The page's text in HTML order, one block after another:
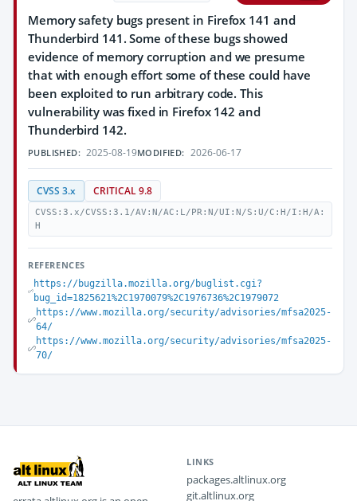
Memory safety bugs present in Firefox 141 and
Thunderbird 141. Some of these bugs showed
evidence of memory corruption and we presume
that with enough effort some of these could have
been exploited to run arbitrary code. This
vulnerability was fixed in Firefox 142 and
Thunderbird 142.
PUBLISHED: 2025-08-19MODIFIED: 2026-06-17
CVSS 3.x CRITICAL 9.8
CVSS:3.x/CVSS:3.1/AV:N/AC:L/PR:N/UI:N/S:U/C:H/I:H/A:
H
REFERENCES
https://bugzilla.mozilla.org/buglist.cgi?
bug_id=1825621%2C1970079%2C1976736%2C1979072
https://www.mozilla.org/security/advisories/mfsa2025-
64/
https://www.mozilla.org/security/advisories/mfsa2025-
70/
LINKS
packages.altlinux.org
git.altlinux.org